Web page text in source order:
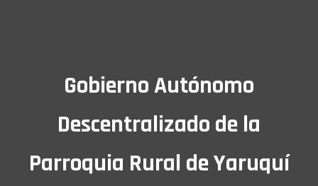
Gobierno Autónomo
Descentralizado de la
Parroquia Rural de Yaruquí